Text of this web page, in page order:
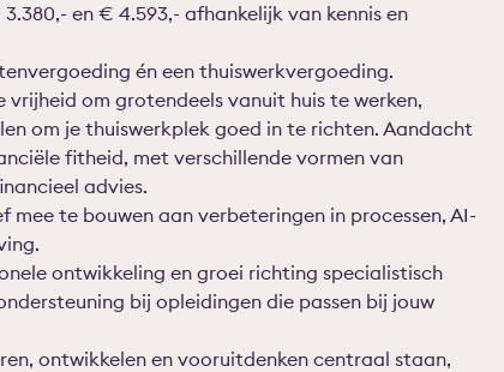
en € 4.593,- afhankelijk van kennis en
én een thuiswerkvergoeding.
vrijheid om grotendeels vanuit huis te werken,
om je thuiswerkplek goed in te richten. Aandacht
fitheid, met verschillende vormen van
advies.
mee te bouwen aan verbeteringen in processen, AI-
ontwikkeling en groei richting specialistisch
bij opleidingen die passen bij jouw
ontwikkelen en vooruitdenken centraal staan,